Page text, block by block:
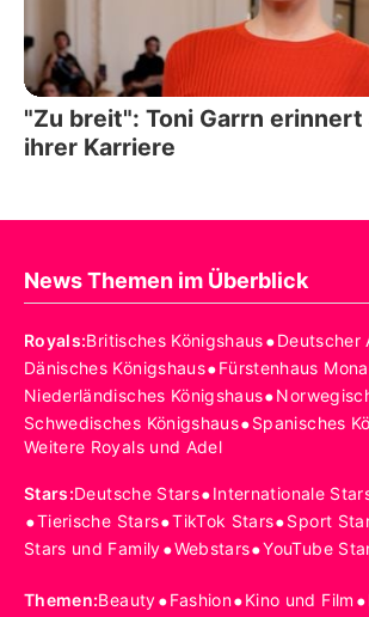
"Zu breit": Toni Garrn erinnert
ihrer Karriere
News Themen im Überblick
Royals:Britisches Königshaus•Deutscher
Dänisches Königshaus•Fürstenhaus
Niederländisches Königshaus•
Schwedisches Königshaus•Spanisches
Weitere Royals und Adel
Stars:Deutsche Stars•Internationale
•Tierische Stars•TikTok Stars•Sport
Stars und Family•Webstars•YouTube
Themen:Beauty•Fashion•Kino und Film •